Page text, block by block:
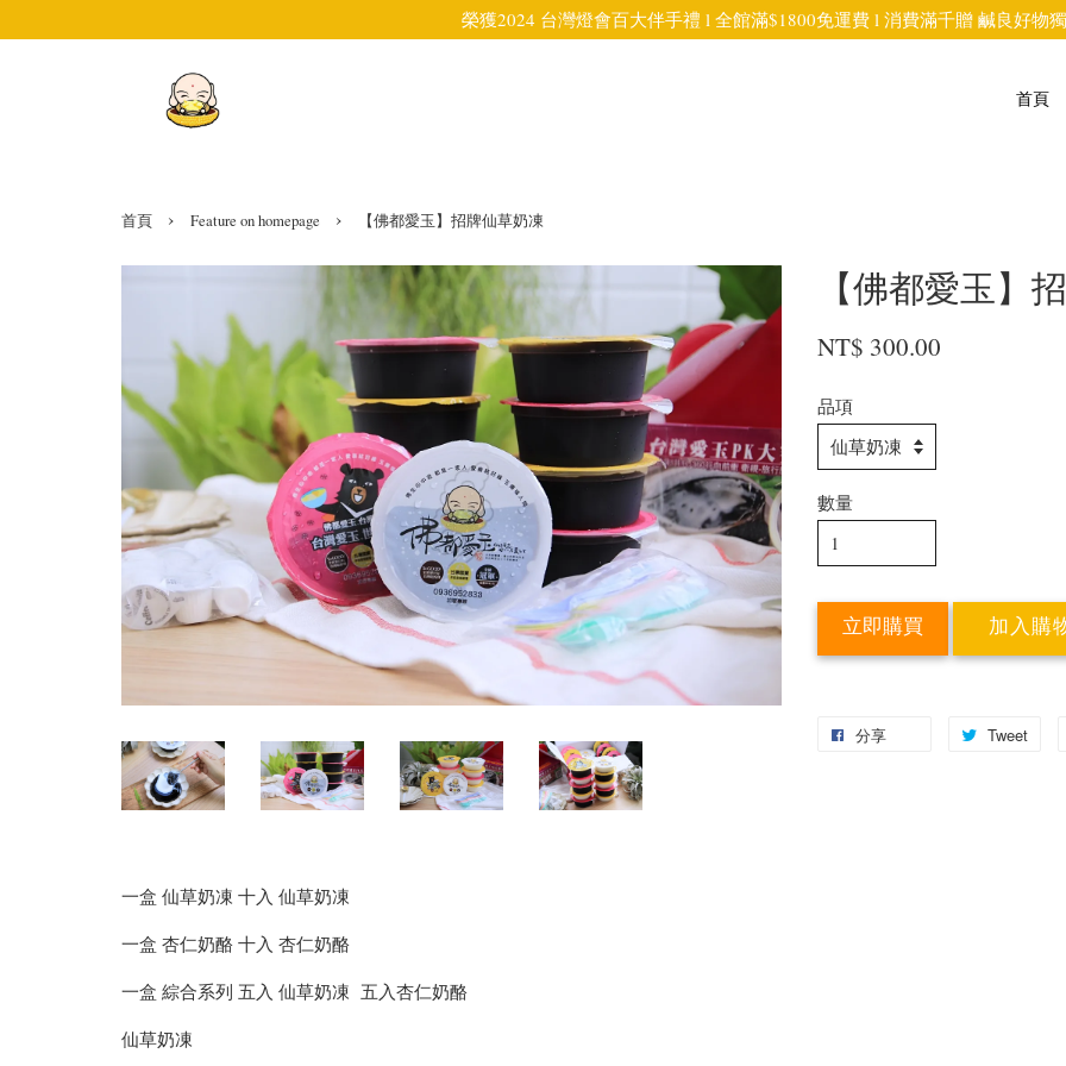
榮獲2024 台灣燈會百大伴手禮 l 全館滿$1800免運費 l 消費滿千贈 鹹良好物
首頁
首頁 › Feature on homepage › 【佛都愛玉】招牌仙草奶凍
【佛都愛玉】
NT$ 300.00
品項
數量
立即購買 加入購
分享 Tweet
一盒 仙草奶凍 十入 仙草奶凍
一盒 杏仁奶酪 十入 杏仁奶酪
一盒 綜合系列 五入 仙草奶凍 五入杏仁奶酪
仙草奶凍